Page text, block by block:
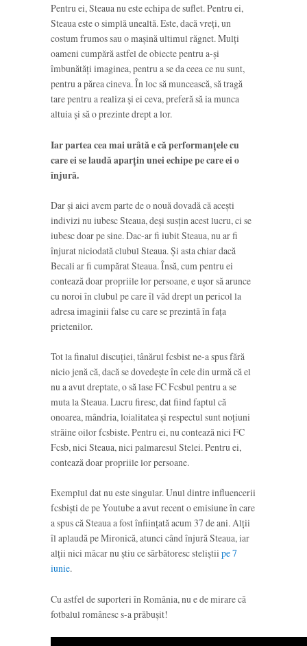
Pentru ei, Steaua nu este echipa de suflet. Pentru ei,
Steaua este o simplă unealtă. Este, dacă vreți, un
costum frumos sau o mașină ultimul răgnet. Mulți
oameni cumpără astfel de obiecte pentru a-și
îmbunătăți imaginea, pentru a se da ceea ce nu sunt,
pentru a părea cineva. În loc să muncească, să tragă
tare pentru a realiza și ei ceva, preferă să ia munca
altuia și să o prezinte drept a lor.
Iar partea cea mai urâtă e că performanțele cu
care ei se laudă aparțin unei echipe pe care ei o
înjură.
Dar și aici avem parte de o nouă dovadă că acești
indivizi nu iubesc Steaua, deși susțin acest lucru, ci se
iubesc doar pe sine. Dac-ar fi iubit Steaua, nu ar fi
înjurat niciodată clubul Steaua. Și asta chiar dacă
Becali ar fi cumpărat Steaua. Însă, cum pentru ei
contează doar propriile lor persoane, e ușor să arunce
cu noroi în clubul pe care îl văd drept un pericol la
adresa imaginii false cu care se prezintă în fața
prietenilor.
Tot la finalul discuției, tânărul fcsbist ne-a spus fără
nicio jenă că, dacă se dovedește în cele din urmă că el
nu a avut dreptate, o să lase FC Fcsbul pentru a se
muta la Steaua. Lucru firesc, dat fiind faptul că
onoarea, mândria, loialitatea și respectul sunt noțiuni
străine oilor fcsbiste. Pentru ei, nu contează nici FC
Fcsb, nici Steaua, nici palmaresul Stelei. Pentru ei,
contează doar propriile lor persoane.
Exemplul dat nu este singular. Unul dintre influencerii
fcsbiști de pe Youtube a avut recent o emisiune în care
a spus că Steaua a fost înființată acum 37 de ani. Alții
îl aplaudă pe Mironică, atunci când înjură Steaua, iar
alții nici măcar nu știu ce sărbătoresc steliștii pe 7
iunie.
Cu astfel de suporteri în România, nu e de mirare că
fotbalul românesc s-a prăbușit!